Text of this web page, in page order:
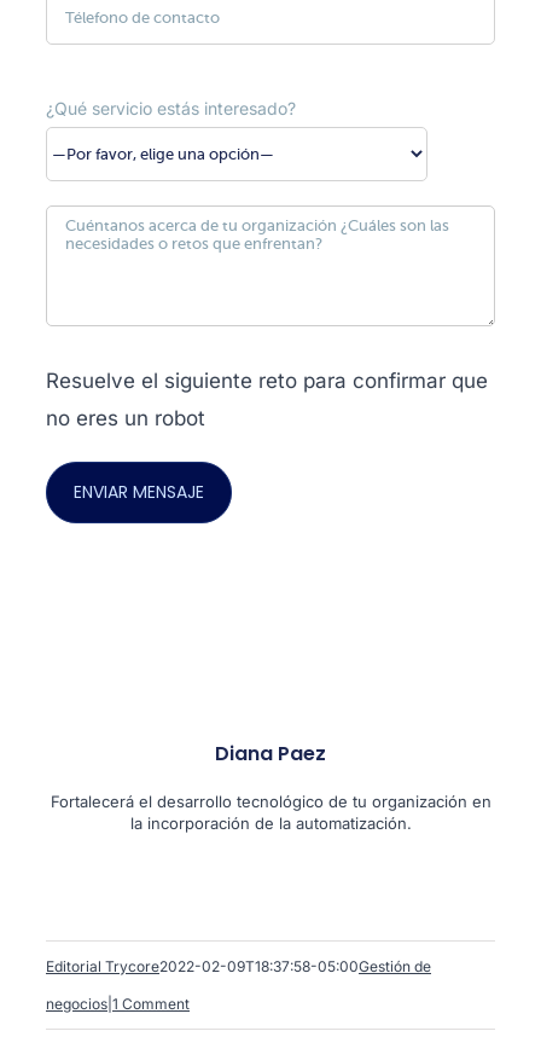
¿Qué servicio estás interesado?
Resuelve el siguiente reto para confirmar que
no eres un robot
Diana Paez
Fortalecerá el desarrollo tecnológico de tu organización en
la incorporación de la automatización.
Editorial Trycore2022-02-09T18:37:58-05:00Gestión de
negocios 1 Comment